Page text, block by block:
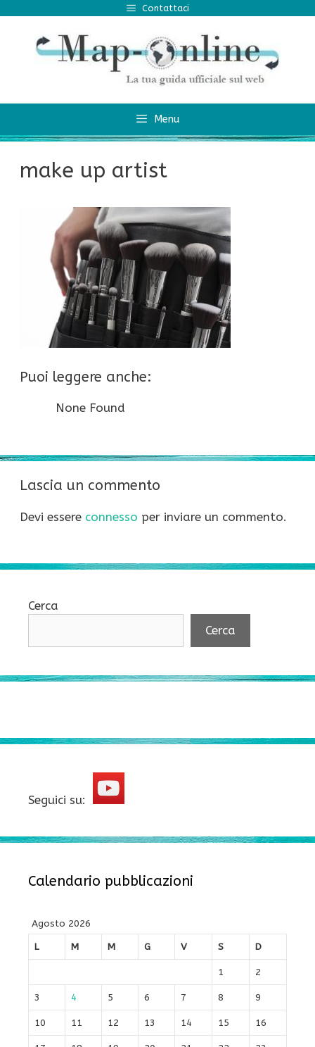
contenuto
Contattaci
Menu
make up artist
Puoi leggere anche:
None Found
Lascia un commento
Devi essere connesso per inviare un commento.
Cerca
Cerca
Seguici su:
Calendario pubblicazioni
Agosto 2026
L
M M G V S D
1 2
3 4 5 6 7 8 9
10 11 12 13 14 15 16